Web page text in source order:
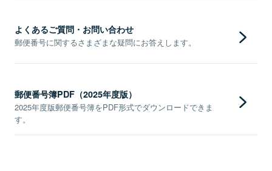
よくあるご質問・お問い合わせ
郵便番号に関するさまざまな疑問にお答えします。
郵便番号簿PDF（2025年度版）
2025年度版郵便番号簿をPDF形式でダウンロードできま
す。